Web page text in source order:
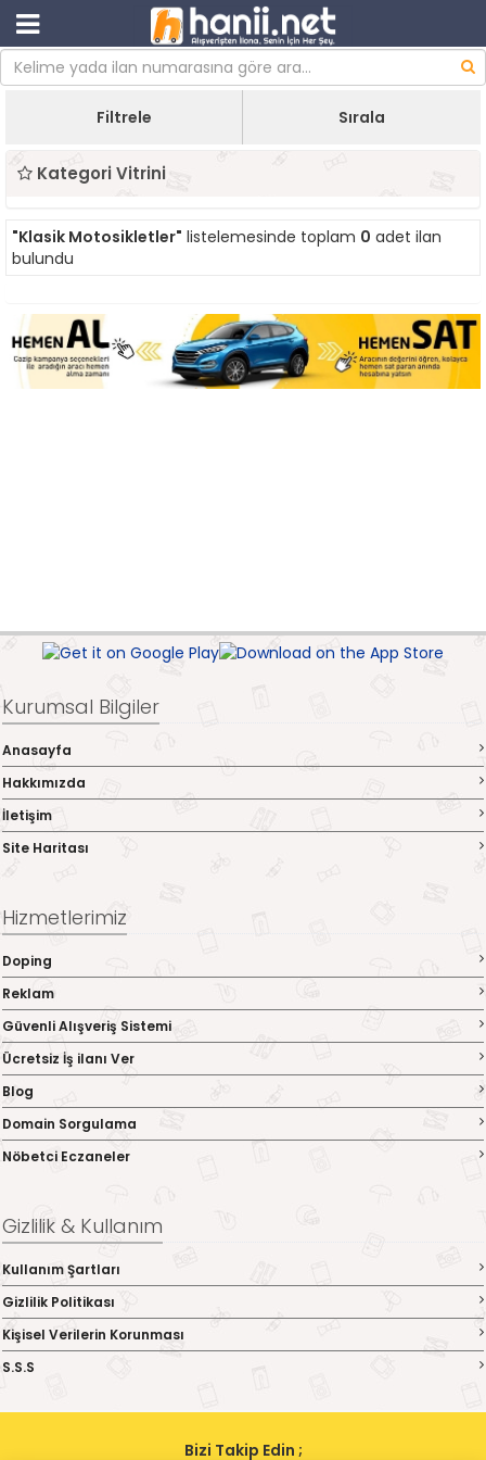
Filtrele Sırala
Kategori Vitrini
"Klasik Motosikletler" listelemesinde toplam 0 adet ilan
bulundu
Kurumsal Bilgiler
Anasayfa
Hakkımızda
İletişim
Site Haritası
Hizmetlerimiz
Doping
Reklam
Güvenli Alışveriş Sistemi
Ücretsiz İş ilanı Ver
Blog
Domain Sorgulama
Nöbetci Eczaneler
Gizlilik & Kullanım
Kullanım Şartları
Gizlilik Politikası
Kişisel Verilerin Korunması
S.S.S
Bizi Takip Edin ;